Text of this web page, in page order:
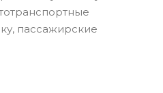
пассажирские